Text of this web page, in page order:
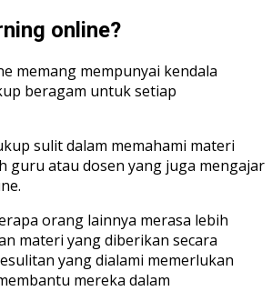
online?
memang mempunyai kendala
beragam untuk setiap
sulit dalam memahami materi
guru atau dosen yang juga mengajar
orang lainnya merasa lebih
materi yang diberikan secara
yang dialami memerlukan
mereka dalam